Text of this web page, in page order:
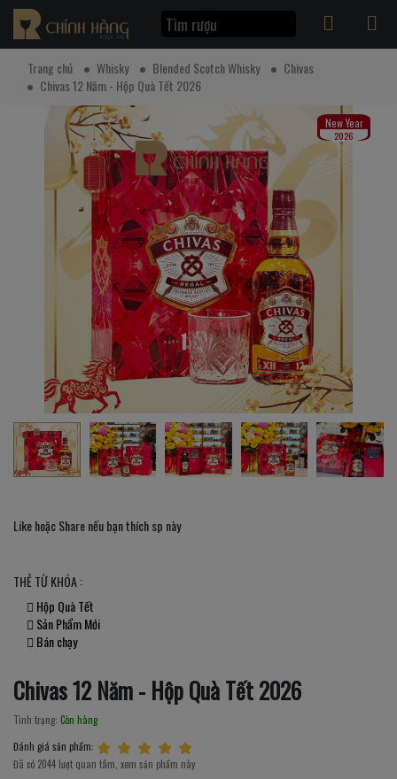
Trang chủ Whisky Blended Scotch Whisky
Chivas
Chivas 12 Năm - Hộp Quà Tết 2026
New Year
2026
Like hoặc Share nếu bạn thích sp này
THẺ TỪ KHÓA :
Hộp Quà Tết
Sản Phẩm Mới
Bán chạy
Chivas 12 Năm - Hộp Quà Tết 2026
Tình trạng: Còn hàng
Đánh giá sản phẩm:
Đã có 2044 lượt quan tâm, xem sản phẩm này